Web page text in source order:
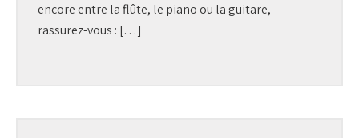
encore entre la flûte, le piano ou la guitare,
rassurez-vous : […]